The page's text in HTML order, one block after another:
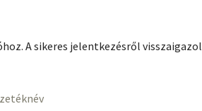
A sikeres jelentkezésről